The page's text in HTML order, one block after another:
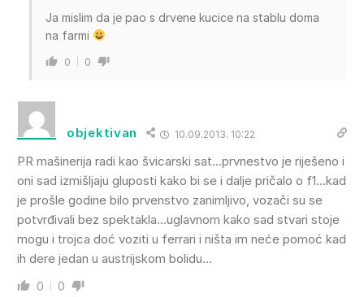
Ja mislim da je pao s drvene kucice na stablu doma
na farmi
0 0
objektivan 10.09.2013. 10:22
PR mašinerija radi kao švicarski sat…prvnestvo je riješeno i
oni sad izmišljaju gluposti kako bi se i dalje pričalo o f1…kad
je prošle godine bilo prvenstvo zanimljivo, vozači su se
potvrđivali bez spektakla…uglavnom kako sad stvari stoje
mogu i trojca doć voziti u ferrari i ništa im neće pomoć kad
ih dere jedan u austrijskom bolidu…
0 0